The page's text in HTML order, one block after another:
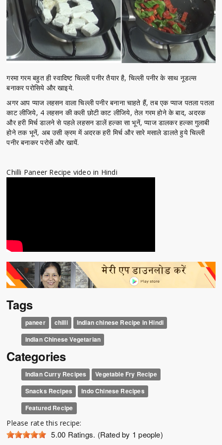
गरमा गरम बहुत ही स्वादिष्ट चिल्ली पनीर तैयार है, चिल्ली पनीर के साथ नूडल्स
बनाकर परोसिये और खाइये.
अगर आप प्याज लहसन वाला चिल्ली पनीर बनाना चाहते हैं, तब एक प्याज पतला पतला
काट लीजिये, 4 लहसन की कली छोटी काट लीजिये, तेल गरम होने के बाद, अदरक
और हरी मिर्च डालने से पहले लहसन डालें हल्का सा भूनें, प्याज डालकर हल्का गुलाबी
होने तक भूनें, अब उसी क्रम में अदरक हरी मिर्च और सारे मसाले डालते हुये चिल्ली
पनीर बनाकर परोसें और खायें.
Chilli Paneer Recipe video in Hindi
Tags
paneer chilli
Indian chinese Recipe in Hindi
Indian Chinese Vegetarian
Categories
Indian Curry Recipes
Vegetable Fry Recipe
Snacks Recipes
Indo Chinese Recipes
Featured Recipe
Please rate this recipe:
5.00 Ratings. (Rated by 1 people)